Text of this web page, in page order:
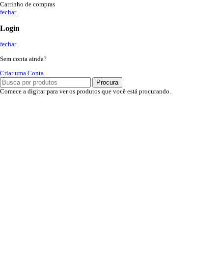
Carrinho de compras
fechar
Login
fechar
Sem conta ainda?
Criar uma Conta
Procura
Comece a digitar para ver os produtos que você está procurando.